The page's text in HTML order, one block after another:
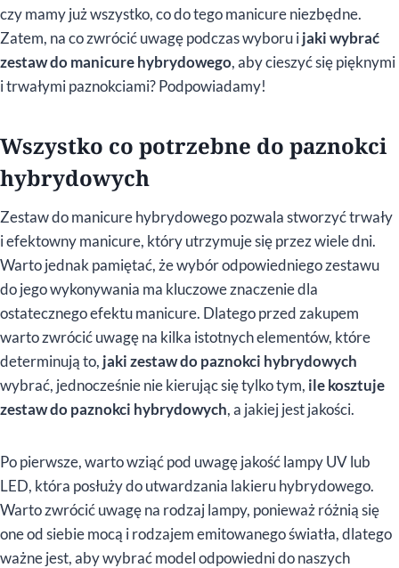
czy mamy już wszystko, co do tego manicure niezbędne.
Zatem, na co zwrócić uwagę podczas wyboru ijaki wybrać
zestaw do manicure hybrydowego, aby cieszyć się pięknymi
i trwałymi paznokciami? Podpowiadamy!
Wszystko co potrzebne do paznokci
hybrydowych
Zestaw do manicure hybrydowego pozwala stworzyć trwały
i efektowny manicure, który utrzymuje się przez wiele dni.
Warto jednak pamiętać, że wybór odpowiedniego zestawu
do jego wykonywania ma kluczowe znaczenie dla
ostatecznego efektu manicure. Dlatego przed zakupem
warto zwrócić uwagę na kilka istotnych elementów, które
determinują to, jaki zestaw do paznokci hybrydowych
wybrać, jednocześnie nie kierując się tylko tym, ile kosztuje
zestaw do paznokci hybrydowych, a jakiej jest jakości.
Po pierwsze, warto wziąć pod uwagę jakość lampy UV lub
LED, która posłuży do utwardzania lakieru hybrydowego.
Warto zwrócić uwagę na rodzaj lampy, ponieważ różnią się
one od siebie mocą i rodzajem emitowanego światła, dlatego
ważne jest, aby wybrać model odpowiedni do naszych